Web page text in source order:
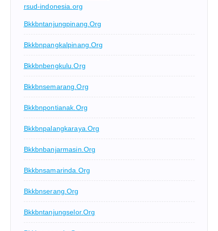
rsud-indonesia.org
Bkkbntanjungpinang.org
Bkkbnpangkalpinang.org
Bkkbnbengkulu.org
Bkkbnsemarang.org
Bkkbnpontianak.org
Bkkbnpalangkaraya.org
Bkkbnbanjarmasin.org
Bkkbnsamarinda.org
Bkkbnserang.org
Bkkbntanjungselor.org